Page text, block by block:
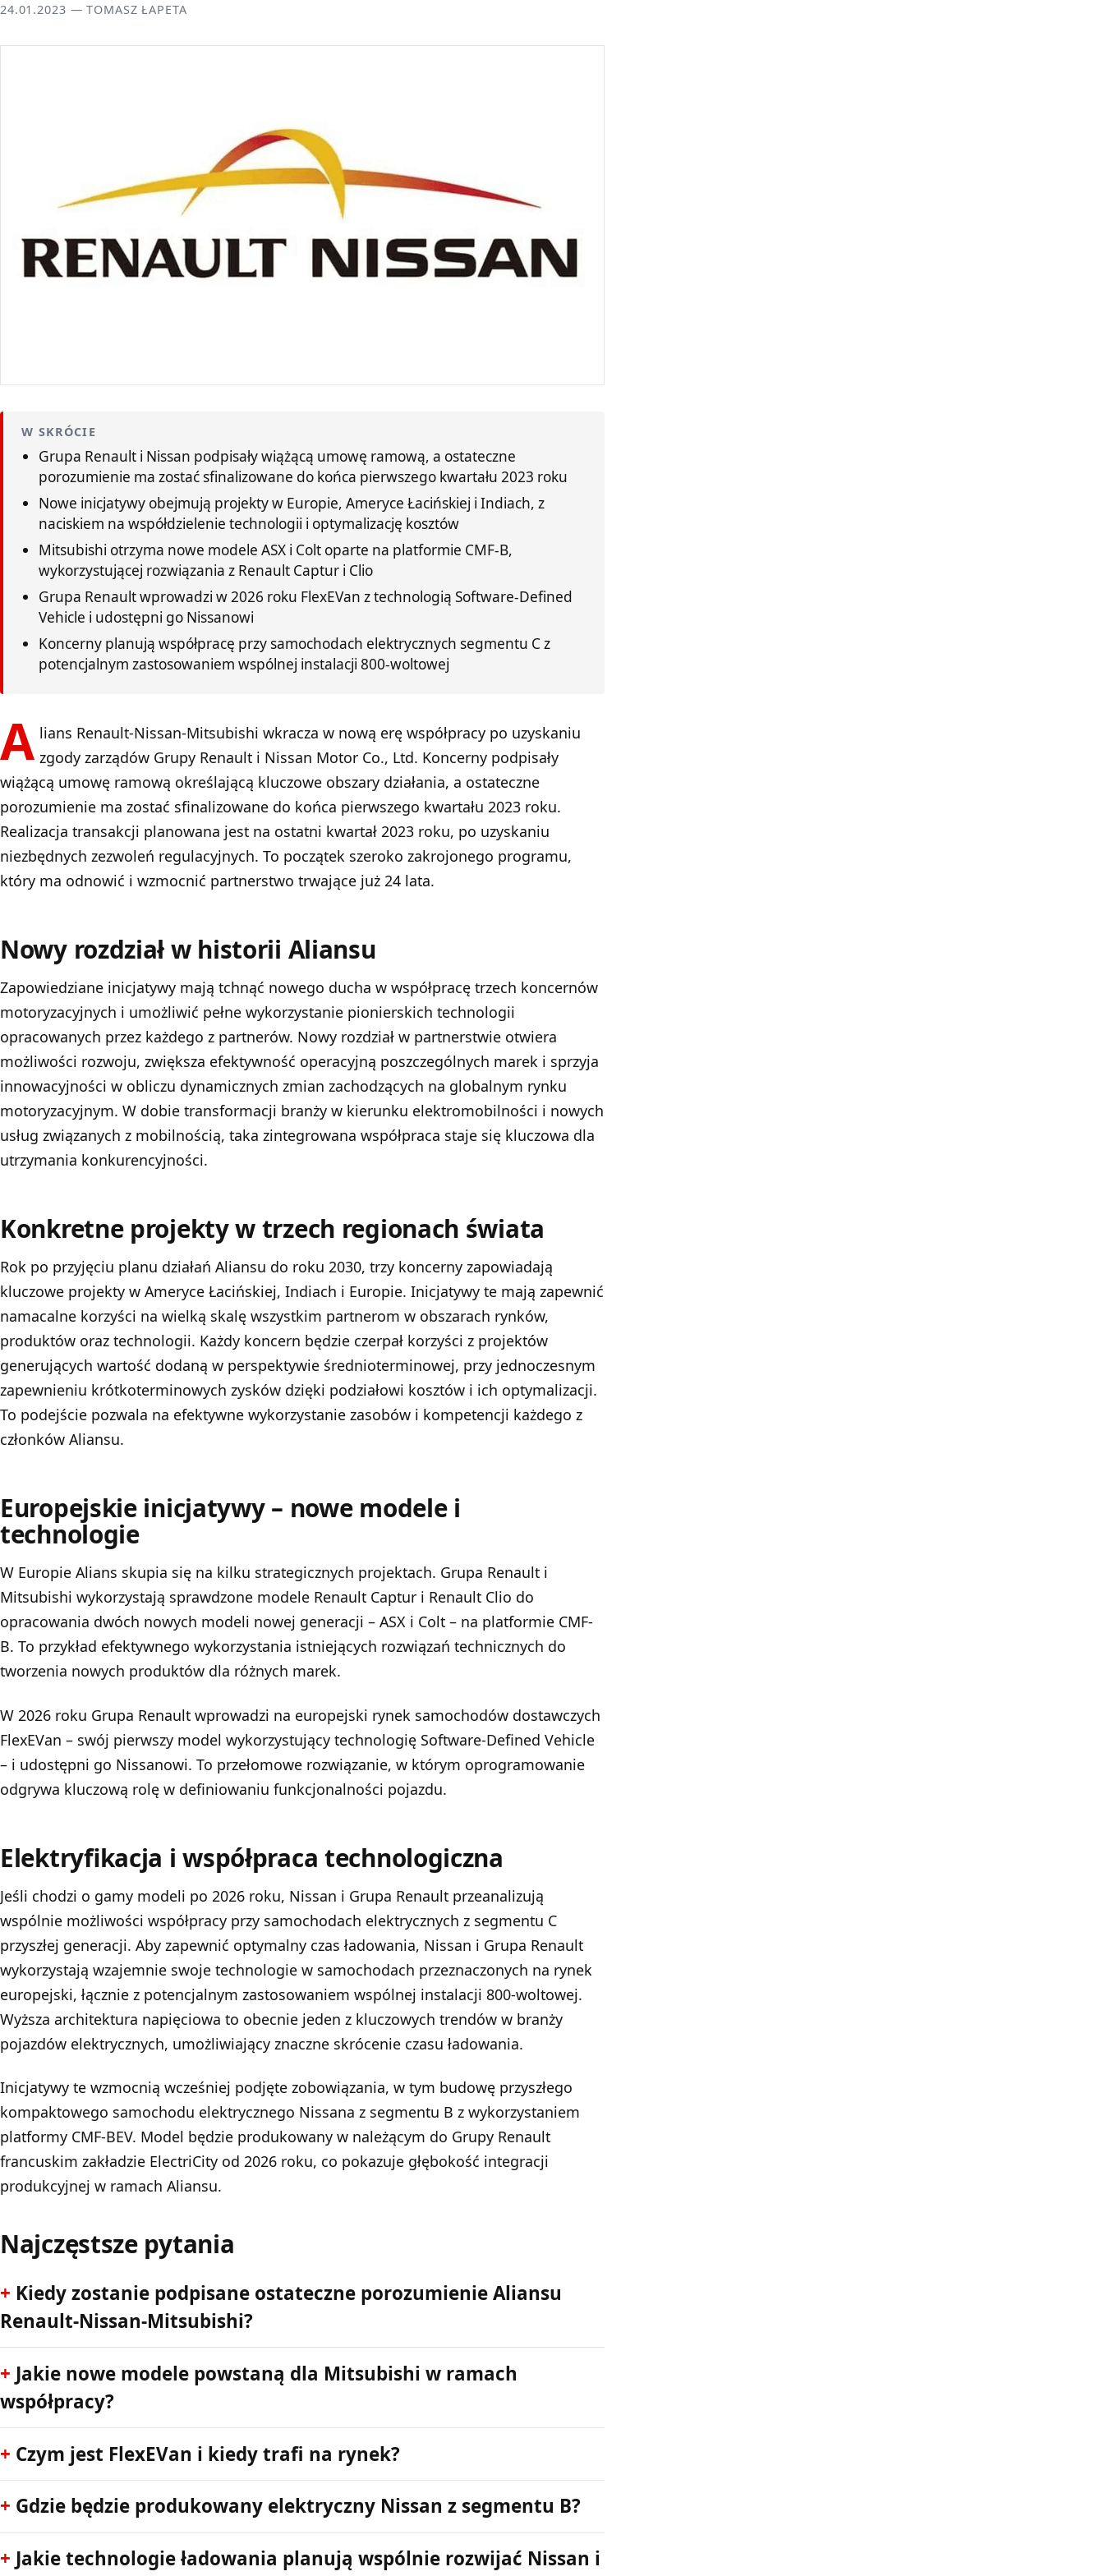
24.01.2023 — TOMASZ ŁAPETA
W SKRÓCIE
Grupa Renault i Nissan podpisały wiążącą umowę ramową, a ostateczne
porozumienie ma zostać sfinalizowane do końca pierwszego kwartału 2023 roku
Nowe inicjatywy obejmują projekty w Europie, Ameryce Łacińskiej i Indiach, z
naciskiem na współdzielenie technologii i optymalizację kosztów
Mitsubishi otrzyma nowe modele ASX i Colt oparte na platformie CMF-B,
wykorzystującej rozwiązania z Renault Captur i Clio
Grupa Renault wprowadzi w 2026 roku FlexEVan z technologią Software-Defined
Vehicle i udostępni go Nissanowi
Koncerny planują współpracę przy samochodach elektrycznych segmentu C z
potencjalnym zastosowaniem wspólnej instalacji 800-woltowej
A lians Renault-Nissan-Mitsubishi wkracza w nową erę współpracy po uzyskaniu
zgody zarządów Grupy Renault i Nissan Motor Co., Ltd. Koncerny podpisały
wiążącą umowę ramową określającą kluczowe obszary działania, a ostateczne
porozumienie ma zostać sfinalizowane do końca pierwszego kwartału 2023 roku.
Realizacja transakcji planowana jest na ostatni kwartał 2023 roku, po uzyskaniu
niezbędnych zezwoleń regulacyjnych. To początek szeroko zakrojonego programu,
który ma odnowić i wzmocnić partnerstwo trwające już 24 lata.
Nowy rozdział w historii Aliansu
Zapowiedziane inicjatywy mają tchnąć nowego ducha w współpracę trzech koncernów
motoryzacyjnych i umożliwić pełne wykorzystanie pionierskich technologii
opracowanych przez każdego z partnerów. Nowy rozdział w partnerstwie otwiera
możliwości rozwoju, zwiększa efektywność operacyjną poszczególnych marek i sprzyja
innowacyjności w obliczu dynamicznych zmian zachodzących na globalnym rynku
motoryzacyjnym. W dobie transformacji branży w kierunku elektromobilności i nowych
usług związanych z mobilnością, taka zintegrowana współpraca staje się kluczowa dla
utrzymania konkurencyjności.
Konkretne projekty w trzech regionach świata
Rok po przyjęciu planu działań Aliansu do roku 2030, trzy koncerny zapowiadają
kluczowe projekty w Ameryce Łacińskiej, Indiach i Europie. Inicjatywy te mają zapewnić
namacalne korzyści na wielką skalę wszystkim partnerom w obszarach rynków,
produktów oraz technologii. Każdy koncern będzie czerpał korzyści z projektów
generujących wartość dodaną w perspektywie średnioterminowej, przy jednoczesnym
zapewnieniu krótkoterminowych zysków dzięki podziałowi kosztów i ich optymalizacji.
To podejście pozwala na efektywne wykorzystanie zasobów i kompetencji każdego z
członków Aliansu.
Europejskie inicjatywy – nowe modele i
technologie
W Europie Alians skupia się na kilku strategicznych projektach. Grupa Renault i
Mitsubishi wykorzystają sprawdzone modele Renault Captur i Renault Clio do
opracowania dwóch nowych modeli nowej generacji – ASX i Colt – na platformie CMF-
B. To przykład efektywnego wykorzystania istniejących rozwiązań technicznych do
tworzenia nowych produktów dla różnych marek.
W 2026 roku Grupa Renault wprowadzi na europejski rynek samochodów dostawczych
FlexEVan – swój pierwszy model wykorzystujący technologię Software-Defined Vehicle
– i udostępni go Nissanowi. To przełomowe rozwiązanie, w którym oprogramowanie
odgrywa kluczową rolę w definiowaniu funkcjonalności pojazdu.
Elektryfikacja i współpraca technologiczna
Jeśli chodzi o gamy modeli po 2026 roku, Nissan i Grupa Renault przeanalizują
wspólnie możliwości współpracy przy samochodach elektrycznych z segmentu C
przyszłej generacji. Aby zapewnić optymalny czas ładowania, Nissan i Grupa Renault
wykorzystają wzajemnie swoje technologie w samochodach przeznaczonych na rynek
europejski, łącznie z potencjalnym zastosowaniem wspólnej instalacji 800-woltowej.
Wyższa architektura napięciowa to obecnie jeden z kluczowych trendów w branży
pojazdów elektrycznych, umożliwiający znaczne skrócenie czasu ładowania.
Inicjatywy te wzmocnią wcześniej podjęte zobowiązania, w tym budowę przyszłego
kompaktowego samochodu elektrycznego Nissana z segmentu B z wykorzystaniem
platformy CMF-BEV. Model będzie produkowany w należącym do Grupy Renault
francuskim zakładzie ElectriCity od 2026 roku, co pokazuje głębokość integracji
produkcyjnej w ramach Aliansu.
Najczęstsze pytania
Kiedy zostanie podpisane ostateczne porozumienie Aliansu
Renault-Nissan-Mitsubishi?
Jakie nowe modele powstaną dla Mitsubishi w ramach
współpracy?
Czym jest FlexEVan i kiedy trafi na rynek?
Gdzie będzie produkowany elektryczny Nissan z segmentu B?
Jakie technologie ładowania planują wspólnie rozwijać Nissan i